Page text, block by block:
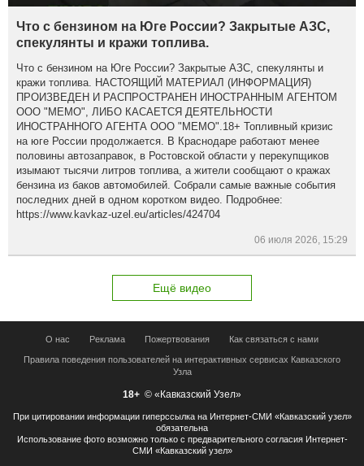
Что с бензином на Юге России? Закрытые АЗС,
спекулянты и кражи топлива.
Что с бензином на Юге России? Закрытые АЗС, спекулянты и
кражи топлива. НАСТОЯЩИЙ МАТЕРИАЛ (ИНФОРМАЦИЯ)
ПРОИЗВЕДЕН И РАСПРОСТРАНЕН ИНОСТРАННЫМ АГЕНТОМ
ООО "МЕМО", ЛИБО КАСАЕТСЯ ДЕЯТЕЛЬНОСТИ
ИНОСТРАННОГО АГЕНТА ООО "МЕМО".18+ Топливный кризис
на юге России продолжается. В Краснодаре работают менее
половины автозаправок, в Ростовской области у перекупщиков
изымают тысячи литров топлива, а жители сообщают о кражах
бензина из баков автомобилей. Собрали самые важные события
последних дней в одном коротком видео. Подробнее:
https://www.kavkaz-uzel.eu/articles/424704
06 июля 2026, 15:29
Ещё видео
О нас Реклама Пожертвования Как связаться с нами
Правила поведения пользователей на интерактивных сервисах Кавказского
Узла
18+ © «Кавказский Узел»
При цитировании информации гиперссылка на Интернет-СМИ «Кавказский узел»
обязательна
Использование фото возможно только с предварительного согласия Интернет-
СМИ «Кавказский узел»